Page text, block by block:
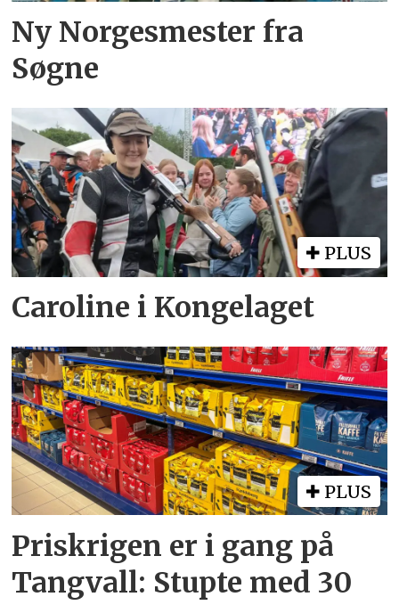
Ny Norgesmester fra
Søgne
PLUS
Caroline i Kongelaget
PLUS
Priskrigen er i gang på
Tangvall: Stupte med 30